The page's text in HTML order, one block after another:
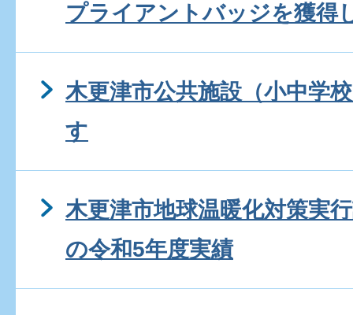
プライアントバッジを獲得
木更津市公共施設（小中学
す
木更津市地球温暖化対策実
の令和5年度実績